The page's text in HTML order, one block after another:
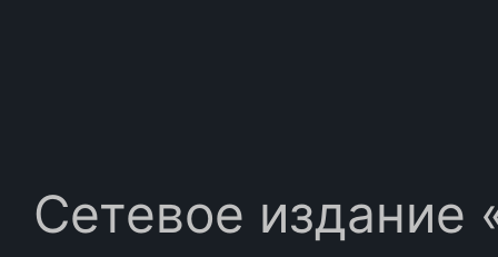
Сетевое издание